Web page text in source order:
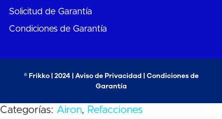
Solicitud de Garantía
Condiciones de Garantía
® Frikko | 2024 | Aviso de Privacidad | Condiciones de
Garantía
Categorías: Airon, Refacciones